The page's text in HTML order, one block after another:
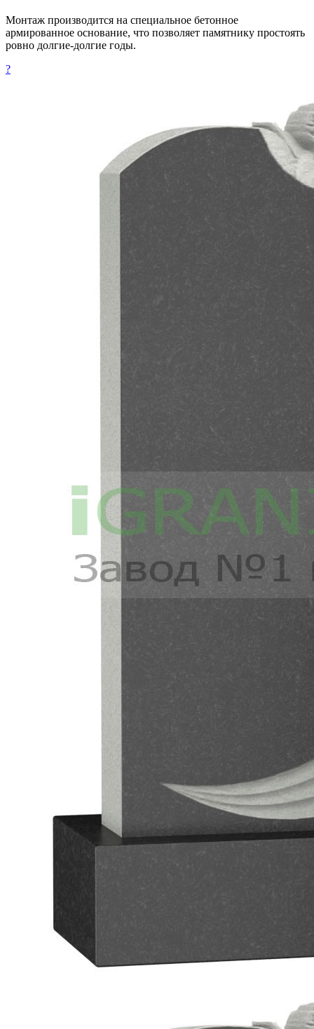
Монтаж производится на специальное бетонное
армированное основание, что позволяет памятнику простоять
ровно долгие-долгие годы.
?